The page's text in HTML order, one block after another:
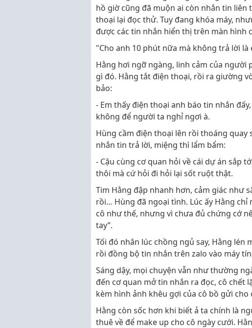
hồ giờ cũng đã muộn ai còn nhắn tin liên
thoại lại đọc thử. Tuy đang khóa máy,
được các tin nhắn hiển thị trên màn hình
"Cho anh 10 phút nữa mà không trả lời là
Hằng hơi ngỡ ngàng, linh cảm của người
gì đó. Hằng tắt điện thoại, rồi ra giường
bảo:
- Em thấy điện thoại anh báo tin nhắn
không để người ta nghỉ ngơi à.
Hùng cầm điện thoại lên rồi thoáng quay
nhắn tin trả lời, miệng thì lẩm bẩm:
- Cậu cùng cơ quan hỏi về cái dự án sắp
thôi mà cứ hỏi đi hỏi lại sốt ruột thật.
Tim Hằng đập nhanh hơn, cảm giác như
rồi… Hùng đã ngoại tình. Lúc ấy Hằng
cô như thế, nhưng vì chưa đủ chứng cớ
tay”.
Tối đó nhân lúc chồng ngủ say, Hằng lén
rồi đồng bộ tin nhắn trên zalo vào máy
Sáng dậy, mọi chuyện vẫn như thường
đến cơ quan mở tin nhắn ra đọc, cô chết
kèm hình ảnh khêu gợi của cô bồ gửi cho
Hằng còn sốc hơn khi biết ả ta chính là
thuê về để make up cho cô ngày cưới.